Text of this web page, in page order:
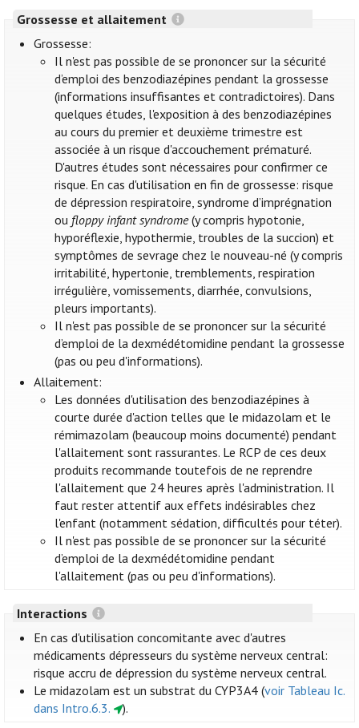
Grossesse et allaitement
Grossesse:
Il n'est pas possible de se prononcer sur la sécurité
d’emploi des benzodiazépines pendant la grossesse
(informations insuffisantes et contradictoires). Dans
quelques études, l'exposition à des benzodiazépines
au cours du premier et deuxième trimestre est
associée à un risque d'accouchement prématuré.
D'autres études sont nécessaires pour confirmer ce
risque. En cas d'utilisation en fin de grossesse: risque
de dépression respiratoire, syndrome d’imprégnation
ou floppy infant syndrome(y compris hypotonie,
hyporéflexie, hypothermie, troubles de la succion) et
symptômes de sevrage chez le nouveau-né (y compris
irritabilité, hypertonie, tremblements, respiration
irrégulière, vomissements, diarrhée, convulsions,
pleurs importants).
Il n'est pas possible de se prononcer sur la sécurité
d’emploi de la dexmédétomidine pendant la grossesse
(pas ou peu d'informations).
Allaitement:
Les données d'utilisation des benzodiazépines à
courte durée d'action telles que le midazolam et le
rémimazolam (beaucoup moins documenté) pendant
l'allaitement sont rassurantes. Le RCP de ces deux
produits recommande toutefois de ne reprendre
l'allaitement que 24 heures après l'administration. Il
faut rester attentif aux effets indésirables chez
l'enfant (notamment sédation, difficultés pour téter).
Il n'est pas possible de se prononcer sur la sécurité
d’emploi de la dexmédétomidine pendant
l'allaitement (pas ou peu d'informations).
Interactions
En cas d'utilisation concomitante avec d'autres
médicaments dépresseurs du système nerveux central:
risque accru de dépression du système nerveux central.
Le midazolam est un substrat du CYP3A4 (voir Tableau Ic.
dans Intro.6.3.
).